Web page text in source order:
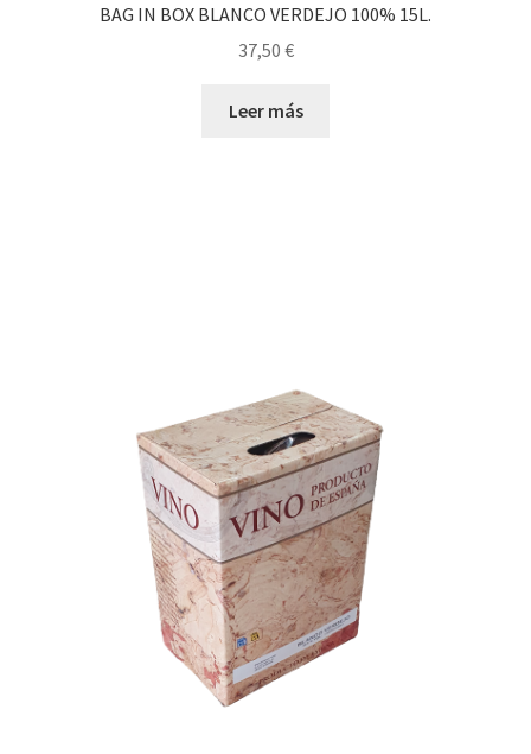
BAG IN BOX BLANCO VERDEJO 100% 15L.
37,50 €
Leer más